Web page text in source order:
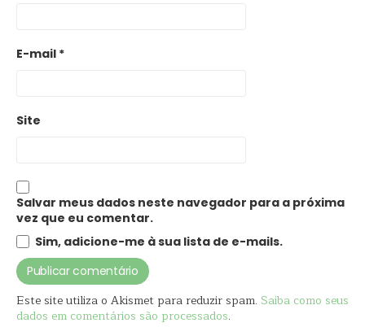
E-mail *
Site
Salvar meus dados neste navegador para a próxima
vez que eu comentar.
Sim, adicione-me à sua lista de e-mails.
Este site utiliza o Akismet para reduzir spam. Saiba como seus
dados em comentários são processados.